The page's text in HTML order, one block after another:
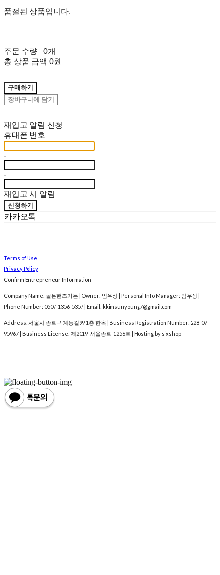
품절된 상품입니다.
주문 수량
0개
총 상품 금액 0원
구매하기
장바구니에 담기
재입고 알림 신청
휴대폰 번호
-
-
재입고 시 알림
신청하기
카카오톡
Terms of Use
Privacy Policy
Confirm Entrepreneur Information
Company Name: 골든핸즈가든 | Owner: 임우성 | Personal Info Manager: 임우성 |
Phone Number: 0507-1356-5357 | Email: kkimsunyoung7@gmail.com
Address: 서울시 종로구 계동길99 1층 한옥 | Business Registration Number: 228-07-
95967 | Business License: 제2019-서울종로-1256호 | Hosting by sixshop